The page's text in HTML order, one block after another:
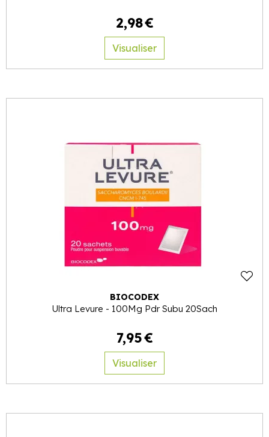
2,98€
Visualiser
BIOCODEX
Ultra Levure - 100Mg Pdr Subu 20Sach
7,95€
Visualiser